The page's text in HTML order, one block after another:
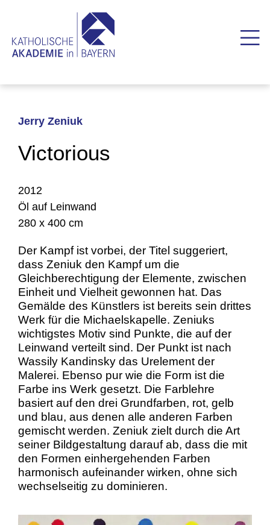
Jerry Zeniuk
Victorious
2012
Öl auf Leinwand
280 x 400 cm
Der Kampf ist vorbei, der Titel suggeriert,
dass Zeniuk den Kampf um die
Gleichberechtigung der Elemente, zwischen
Einheit und Vielheit gewonnen hat. Das
Gemälde des Künstlers ist bereits sein drittes
Werk für die Michaelskapelle. Zeniuks
wichtigstes Motiv sind Punkte, die auf der
Leinwand verteilt sind. Der Punkt ist nach
Wassily Kandinsky das Urelement der
Malerei. Ebenso pur wie die Form ist die
Farbe ins Werk gesetzt. Die Farblehre
basiert auf den drei Grundfarben, rot, gelb
und blau, aus denen alle anderen Farben
gemischt werden. Zeniuk zielt durch die Art
seiner Bildgestaltung darauf ab, dass die mit
den Formen einhergehenden Farben
harmonisch aufeinander wirken, ohne sich
wechselseitig zu dominieren.